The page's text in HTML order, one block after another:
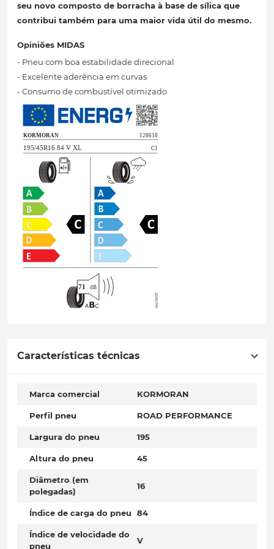
seu novo composto de borracha à base de sílica que
contribui também para uma maior vida útil do mesmo.
Opiniões MIDAS
- Pneu com boa estabilidade direcional
- Excelente aderência em curvas
- Consumo de combustível otimizado
Características técnicas
Marca comercial KORMORAN
Perfil pneu ROAD PERFORMANCE
Largura do pneu 195
Altura do pneu 45
Diâmetro (em
polegadas)
16
Índice de carga do pneu 84
Índice de velocidade do
pneu
V